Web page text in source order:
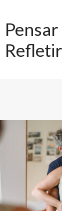
Pensar
Refletir